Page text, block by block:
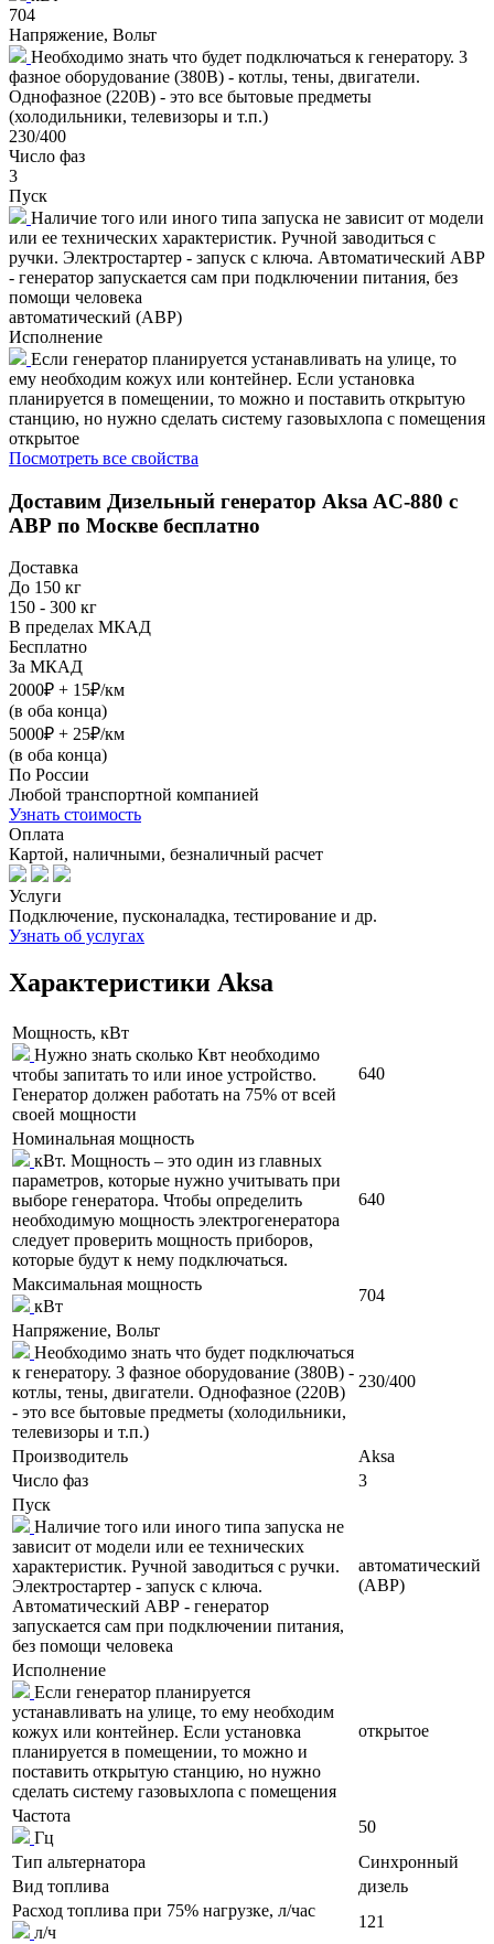
704
Напряжение, Вольт
Необходимо знать что будет подключаться к генератору. 3
фазное оборудование (380В) - котлы, тены, двигатели.
Однофазное (220В) - это все бытовые предметы
(холодильники, телевизоры и т.п.)
230/400
Число фаз
3
Пуск
Наличие того или иного типа запуска не зависит от модели
или ее технических характеристик. Ручной заводиться с
ручки. Электростартер - запуск с ключа. Автоматический АВР
- генератор запускается сам при подключении питания, без
помощи человека
автоматический (АВР)
Исполнение
Если генератор планируется устанавливать на улице, то
ему необходим кожух или контейнер. Если установка
планируется в помещении, то можно и поставить открытую
станцию, но нужно сделать систему газовыхлопа с помещения
открытое
Посмотреть все свойства
Доставим Дизельный генератор Aksa AC-880 с
АВР по Москве бесплатно
Доставка
До 150 кг
150 - 300 кг
В пределах МКАД
Бесплатно
За МКАД
2000₽ + 15₽/км
(в оба конца)
5000₽ + 25₽/км
(в оба конца)
По России
Любой транспортной компанией
Узнать стоимость
Оплата
Картой, наличными, безналичный расчет
Услуги
Подключение, пусконаладка, тестирование и др.
Узнать об услугах
Характеристики Aksa
Мощность, кВт
Нужно знать сколько Квт необходимо
чтобы запитать то или иное устройство.
Генератор должен работать на 75% от всей
своей мощности
640
Номинальная мощность
кВт. Мощность – это один из главных
параметров, которые нужно учитывать при
выборе генератора. Чтобы определить
необходимую мощность электрогенератора
следует проверить мощность приборов,
которые будут к нему подключаться.
640
Максимальная мощность
кВт
704
Напряжение, Вольт
Необходимо знать что будет подключаться
к генератору. 3 фазное оборудование (380В) -
котлы, тены, двигатели. Однофазное (220В)
- это все бытовые предметы (холодильники,
телевизоры и т.п.)
230/400
Производитель
Aksa
Число фаз
3
Пуск
Наличие того или иного типа запуска не
зависит от модели или ее технических
характеристик. Ручной заводиться с ручки.
Электростартер - запуск с ключа.
Автоматический АВР - генератор
запускается сам при подключении питания,
без помощи человека
автоматический
(АВР)
Исполнение
Если генератор планируется
устанавливать на улице, то ему необходим
кожух или контейнер. Если установка
планируется в помещении, то можно и
поставить открытую станцию, но нужно
сделать систему газовыхлопа с помещения
открытое
Частота
Гц
50
Тип альтернатора
Синхронный
Вид топлива
дизель
Расход топлива при 75% нагрузке, л/час
л/ч
121